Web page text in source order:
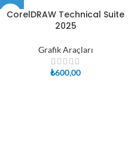
CorelDRAW Technical Suite
2025
Grafik Araçları
₺600,00